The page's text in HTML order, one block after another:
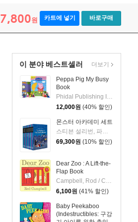
7,800원 카트에 넣기 바로구매
이 분야 베스트셀러
Peppa Pig My Busy
Book
Phidal Publishing Inc.
12,000원 (40% 할인)
몬스터 아카데미 세트
스티븐 설리번, 파멜라 제인, 알리사 위싱래드, 브라이언 랭도, 데이비드 닐슨
69,300원 (10% 할인)
Dear Zoo : A Lift-the-
Flap Book
6,100원 (41% 할인)
Baby Peekaboo
(Indestructibles: 구강
더보기